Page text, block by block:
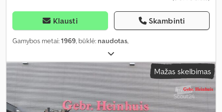
Klausti Skambinti
Gamybos metai:1969, būklė: naudotas,
Mažas skelbimas